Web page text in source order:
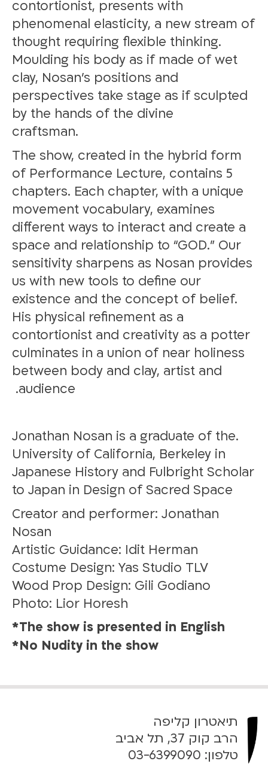
contortionist, presents with
phenomenal elasticity, a new stream of
thought requiring flexible thinking.
Moulding his body as if made of wet
clay, Nosan’s positions and
perspectives take stage as if sculpted
by the hands of the divine
.craftsman
The show, created in the hybrid form
of Performance Lecture, contains 5
chapters. Each chapter, with a unique
movement vocabulary, examines
different ways to interact and create a
space and relationship to “GOD.” Our
sensitivity sharpens as Nosan provides
us with new tools to define our
existence and the concept of belief.
His physical refinement as a
contortionist and creativity as a potter
culminates in a union of near holiness
between body and clay, artist and
audience.
.Jonathan Nosan is a graduate of the
University of California, Berkeley in
Japanese History and Fulbright Scholar
to Japan in Design of Sacred Space
Creator and performer: Jonathan
Nosan
Artistic Guidance: Idit Herman
Costume Design: Yas Studio TLV
⁠Wood Prop Design: Gili Godiano
⁠Photo: Lior Horesh
The show is presented in English*
No Nudity in the show*
תיאטרון קליפה
הרב קוק 37, תל אביב
טלפון: 03-6399090